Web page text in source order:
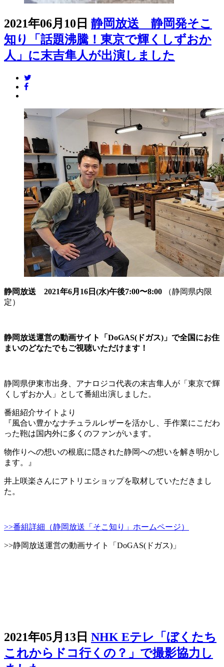
2021年06月10日 静岡放送 静岡発そこ
知り「話題沸騰！東京で輝くしずおか
人」に末吉隼人が出演しました
静岡放送 2021年6月16日(水)午後7:00〜8:00 （静岡県内限
定）
静岡放送運営の動画サイト「DoGAS(ドガス)」で全国にお住
まいのどなたでもご視聴いただけます！
静岡県伊東市出身、アナロジコ代表の末吉隼人が「東京で輝
くしずおか人」として番組出演しました。
番組紹介サイトより
『風合い豊かなナチュラルレザーを活かし、手作業にこだわ
った鞄は国内外に多くのファンがいます。
物作りへの想いの根底に隠された静岡への想いを解き明かし
ます。』
井上咲楽さんにアトリエショップを取材していただきまし
た。
>>番組詳細（静岡放送「そこ知り」ホームページ）
>>静岡放送運営の動画サイト「DoGAS(ドガス)」
2021年05月13日 NHK Eテレ「ぼくたち
これからドコ行くの？」で撮影協力し